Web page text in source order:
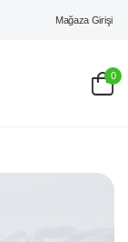
Mağaza Girişi
0